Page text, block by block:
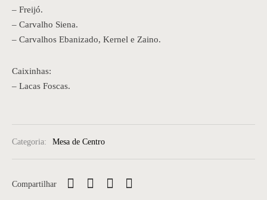
– Freijó.
– Carvalho Siena.
– Carvalhos Ebanizado, Kernel e Zaino.
Caixinhas:
– Lacas Foscas.
Categoria: Mesa de Centro
Compartilhar